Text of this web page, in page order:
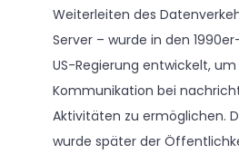
Weiterleiten des
Server – wurde in den
US-Regierung entwickelt,
Kommunikation bei
Aktivitäten zu ermöglichen.
wurde später der